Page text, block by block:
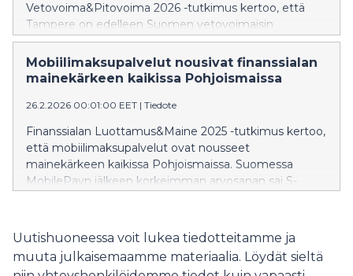
Vetovoima&Pitovoima 2026 -tutkimus kertoo, että
Tampere on edelleen Suomen vetovoimaisin
kaupunki. Kuopio on kuitenkin jatkanut nousuaan, ja se
on jo lähes saavuttanut Tampereen. Suurimman
mainenousun tämänvuotisessa tutkimuksessa teki
Mobiilimaksupalvelut nousivat finanssialan
mainekärkeen kaikissa Pohjoismaissa
26.2.2026 00:01:00 EET | Tiedote
Finanssialan Luottamus&Maine 2025 -tutkimus kertoo,
että mobiilimaksupalvelut ovat nousseet
mainekärkeen kaikissa Pohjoismaissa. Suomessa
MobilePayn jälkeen korkeimman arvosanan sai S-
26.2.2026 kello 0.01.
Uutishuoneessa voit lukea tiedotteitamme ja
muuta julkaisemaamme materiaalia. Löydät sieltä